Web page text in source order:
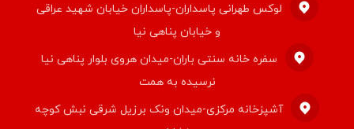
لوکس طهرانی پاسداران-پاسداران خیابان شهید عراقی
و خیابان پناهی نیا
سفره خانه سنتی باران-میدان هروی بلوار پناهی نیا
نرسیده به همت
آشپزخانه مرکزی-میدان ونک برزیل شرقی نبش کوچه